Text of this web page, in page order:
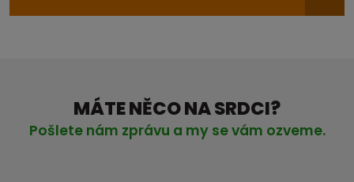
MÁTE NĚCO NA SRDCI?
Pošlete nám zprávu a my se vám ozveme.